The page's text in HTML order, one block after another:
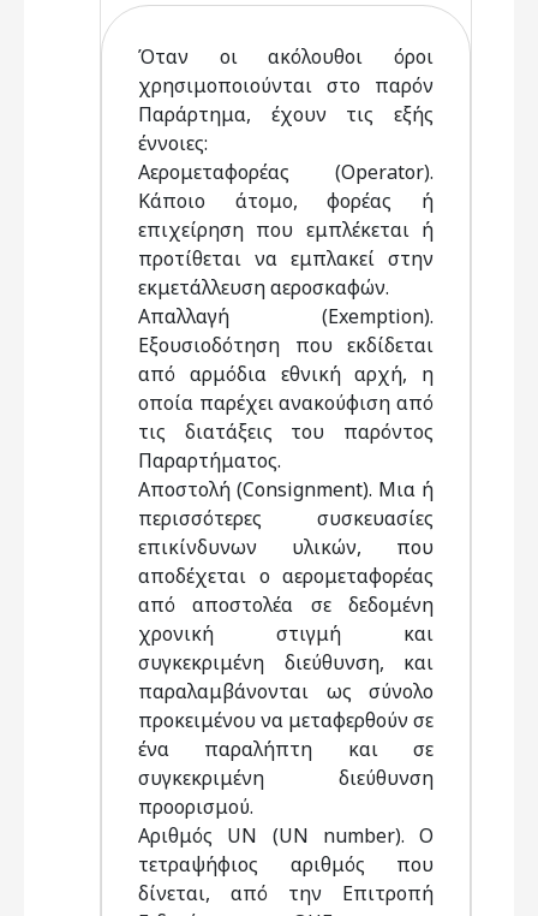
Όταν οι ακόλουθοι όροι
χρησιμοποιούνται στο παρόν
Παράρτημα, έχουν τις εξής
έννοιες:
Αερομεταφορέας (Operator).
Κάποιο άτομο, φορέας ή
επιχείρηση που εμπλέκεται ή
προτίθεται να εμπλακεί στην
εκμετάλλευση αεροσκαφών.
Απαλλαγή (Exemption).
Εξουσιοδότηση που εκδίδεται
από αρμόδια εθνική αρχή, η
οποία παρέχει ανακούφιση από
τις διατάξεις του παρόντος
Παραρτήματος.
Αποστολή (Consignment). Μια ή
περισσότερες συσκευασίες
επικίνδυνων υλικών, που
αποδέχεται ο αερομεταφορέας
από αποστολέα σε δεδομένη
χρονική στιγμή και
συγκεκριμένη διεύθυνση, και
παραλαμβάνονται ως σύνολο
προκειμένου να μεταφερθούν σε
ένα παραλήπτη και σε
συγκεκριμένη διεύθυνση
προορισμού.
Αριθμός UN (UN number). Ο
τετραψήφιος αριθμός που
δίνεται, από την Επιτροπή